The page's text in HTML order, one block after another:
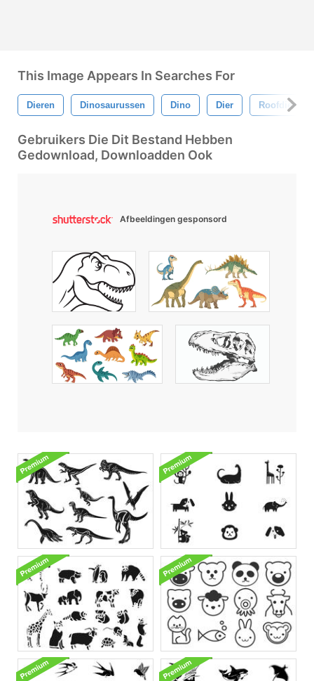
This Image Appears In Searches For
Dieren Dinosaurussen Dino Dier Roofdier
Gebruikers Die Dit Bestand Hebben
Gedownload, Downloadden Ook
Afbeeldingen gesponsord